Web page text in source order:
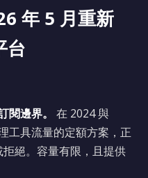
年 5 月重新
台
閱邊界。
在 2024 與
工具流量的定額方案，正
絕。容量有限，且提供